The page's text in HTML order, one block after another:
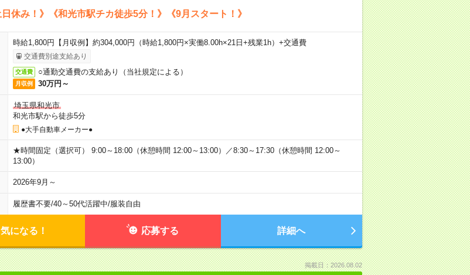
日休み！》《和光市駅チカ徒歩5分！》《9月スタート！》
時給1,800円【月収例】約304,000円（時給1,800円×実働8.00h×21日+残業1h）+交通費
交通費別途支給あり
交通費 ○通勤交通費の支給あり（当社規定による）
月収例 30万円～
埼玉県和光市
和光市駅から徒歩5分
●大手自動車メーカー●
★時間固定（選択可） 9:00～18:00（休憩時間 12:00～13:00）／8:30～17:30（休憩時間 12:00～
13:00）
2026年9月～
履歴書不要/40～50代活躍中/服装自由
気になる！ 応募する 詳細へ
掲載日：2026.08.02